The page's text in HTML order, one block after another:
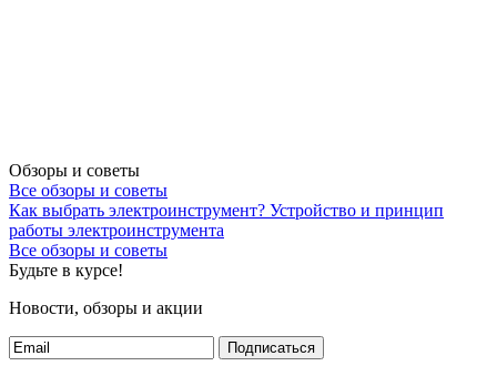
Обзоры и советы
Все обзоры и советы
Как выбрать электроинструмент? Устройство и принцип
работы электроинструмента
Все обзоры и советы
Будьте в курсе!
Новости, обзоры и акции
Подписаться